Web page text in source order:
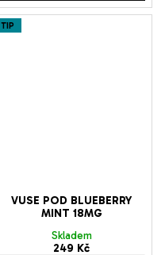
TIP
VUSE POD BLUEBERRY
MINT 18MG
Skladem
249 Kč